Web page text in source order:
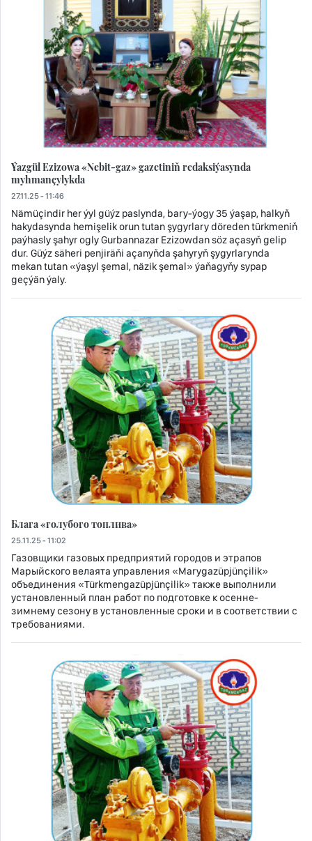
Ýazgül Ezizowa «Nebit-gaz» gazetiniň redaksiýasynda
myhmançylykda
27.11.25 - 11:46
Nämüçindir her ýyl güýz paslynda, bary-ýogy 35 ýaşap, halkyň
hakydasynda hemişelik orun tutan şygyrlary döreden türkmeniň
paýhasly şahyr ogly Gurbannazar Ezizowdan söz açasyň gelip
dur. Güýz säheri penjiräňi açanyňda şahyryň şygyrlarynda
mekan tutan «ýaşyl şemal, näzik şemal» ýaňagyňy sypap
geçýän ýaly.
Блага «голубого топлива»
25.11.25 - 11:02
Газовщики газовых предприятий городов и этрапов
Марыйского велаята управления «Marygazüpjünçilik»
объединения «Türkmengazüpjünçilik» также выполнили
установленный план работ по подготовке к осенне-
зимнему сезону в установленные сроки и в соответствии с
требованиями.